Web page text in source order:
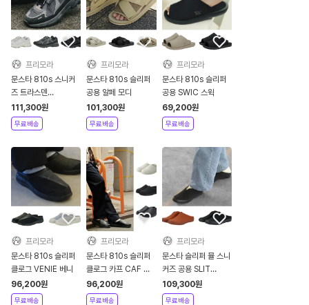
프리모라
문스타 810s 스니커
즈 트라스덴
TRASDEN
111,300원
무료배송
프리모라
문스타 810s 슬리퍼
공용 알페 모디
101,300원
무료배송
프리모라
문스타 810s 슬리퍼
공용 SWIC 스윅
69,200원
무료배송
프리모라
문스타 810s 슬리퍼
클로그 VENIE 베니
96,200원
무료배송
프리모라
문스타 810s 슬리퍼
클로그 카프 CAF 캐
주얼
96,200원
무료배송
프리모라
문스타 슬리퍼 뮬 스니
커즈 공용 SLIT
MULE
109,300원
무료배송